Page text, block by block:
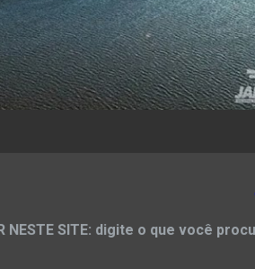
NESTE SITE: digite o que você